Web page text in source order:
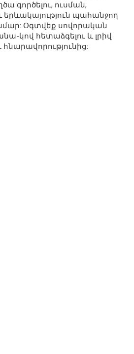
գործելու, ուսման,
երևակայություն պահանջող
Օգտվեք սովորական
կով հետաձգելու և լրիվ